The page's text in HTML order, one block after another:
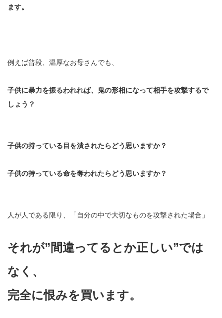
ます。
例えば普段、温厚なお母さんでも、
子供に暴力を振るわれれば、鬼の形相になって相手を攻撃するで
しょう？
子供の持っている目を潰されたらどう思いますか？
子供の持っている命を奪われたらどう思いますか？
人が人である限り、「自分の中で大切なものを攻撃された場合」
それが”間違ってるとか正しい”では
なく、
完全に恨みを買います。